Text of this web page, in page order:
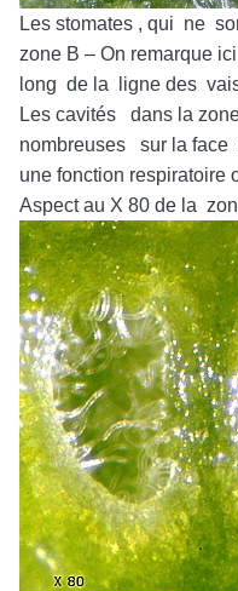
Les stomates , qui ne
zone B – On remarque
long de la ligne des
Les cavités dans la
nombreuses sur la face
une fonction
Aspect au X 80 de la